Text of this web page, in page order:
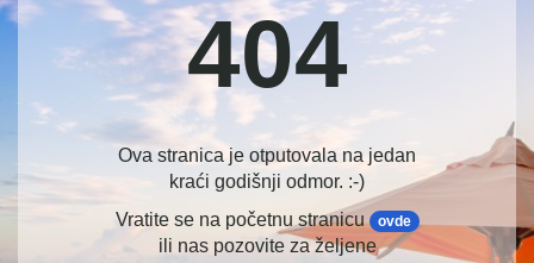
404
Ova stranica je otputovala na jedan
kraći godišnji odmor. :-)
Vratite se na početnu stranicu ovde
ili nas pozovite za željene